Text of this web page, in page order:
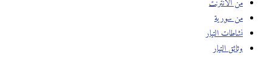
من الانترنت
من سورية
نشاطات التيار
وثائق التيار